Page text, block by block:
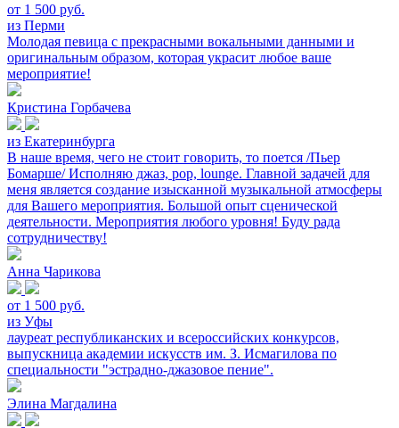
от 1 500 руб.
из Перми
Молодая певица с прекрасными вокальными данными и
оригинальным образом, которая украсит любое ваше
мероприятие!
Кристина Горбачева
из Екатеринбурга
В наше время, чего не стоит говорить, то поется /Пьер
Бомарше/ Исполняю джаз, pop, lounge. Главной задачей для
меня является создание изысканной музыкальной атмосферы
для Вашего мероприятия. Большой опыт сценической
деятельности. Мероприятия любого уровня! Буду рада
сотрудничеству!
Анна Чарикова
от 1 500 руб.
из Уфы
лауреат республиканских и всероссийских конкурсов,
выпускница академии искусств им. З. Исмагилова по
специальности "эстрадно-джазовое пение".
Элина Магдалина